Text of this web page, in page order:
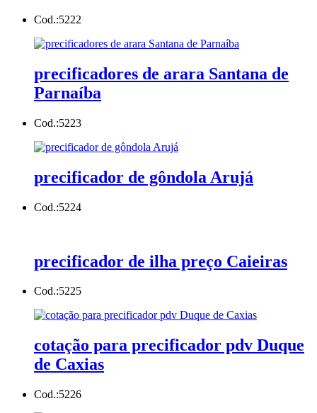
Cod.:5222
precificadores de arara Santana de
Parnaíba
Cod.:5223
precificador de gôndola Arujá
Cod.:5224
precificador de ilha preço Caieiras
Cod.:5225
cotação para precificador pdv Duque
de Caxias
Cod.:5226